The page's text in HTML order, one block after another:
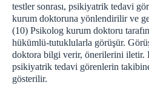
testler sonrası, psikiyatrik tedavi
kurum doktoruna yönlendirilir ve
(10) Psikolog kurum doktoru
hükümlü-tutuklularla görüşür.
doktora bilgi verir, önerilerini iletir.
psikiyatrik tedavi görenlerin
gösterilir.